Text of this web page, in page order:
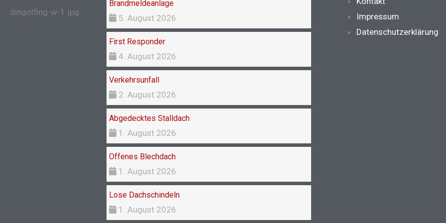
Brandmeldeanlage
5. August 2026
First Responder
4. August 2026
Verkehrsunfall
2. August 2026
Abgedecktes Stalldach
1. August 2026
Offenes Blechdach
1. August 2026
Lose Dachschindeln
1. August 2026
Menu
Impressum
Datenschutzerklärung